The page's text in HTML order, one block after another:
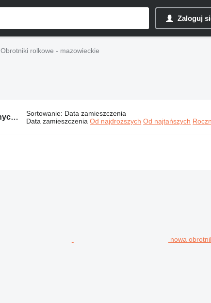
Zaloguj
Obrotniki rolkowe - mazowieckie
1 ogłoszenie nowych i używanych maszyn: Obrotniki rolkowe - mazowieckie
Sortowanie: Data zamieszczenia
Data zamieszczenia Od najdroższych Od najtańszych
nowa